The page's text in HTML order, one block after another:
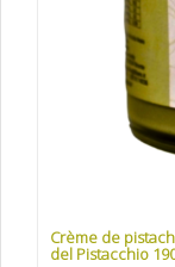
Crème de
del Pistacchio